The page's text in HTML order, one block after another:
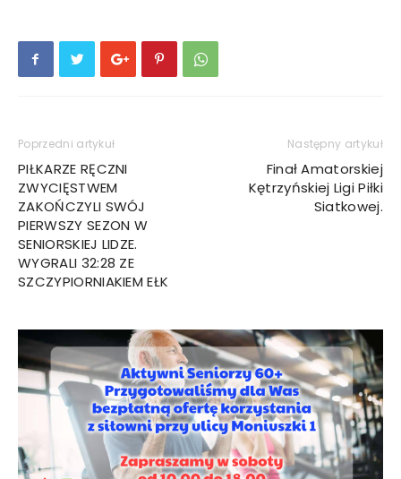
Poprzedni artykuł
PIŁKARZE RĘCZNI
ZWYCIĘSTWEM
ZAKOŃCZYLI SWÓJ
PIERWSZY SEZON W
SENIORSKIEJ LIDZE.
WYGRALI 32:28 ZE
SZCZYPIORNIAKIEM EŁK
Następny artykuł
Finał Amatorskiej
Kętrzyńskiej Ligi Piłki
Siatkowej.